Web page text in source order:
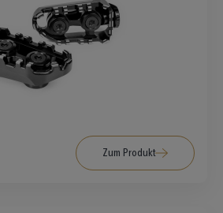
Zum Produkt